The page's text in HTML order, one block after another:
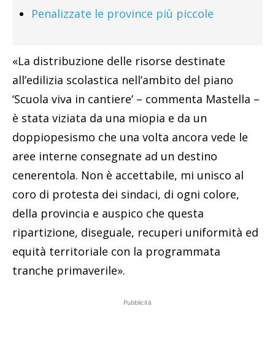
Penalizzate le province più piccole
«La distribuzione delle risorse destinate
all’edilizia scolastica nell’ambito del piano
‘Scuola viva in cantiere’ – commenta Mastella –
è stata viziata da una miopia e da un
doppiopesismo che una volta ancora vede le
aree interne consegnate ad un destino
cenerentola. Non è accettabile, mi unisco al
coro di protesta dei sindaci, di ogni colore,
della provincia e auspico che questa
ripartizione, diseguale, recuperi uniformità ed
equità territoriale con la programmata
tranche primaverile».
Pubblicità